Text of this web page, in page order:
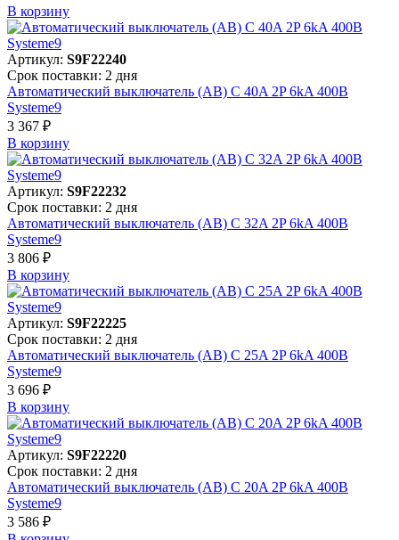
В корзинy
Артикул: S9F22240
Срок поставки: 2 дня
Автоматический выключатель (АВ) C 40A 2P 6kA 400В
Systeme9
3 367 ₽
В корзинy
Артикул: S9F22232
Срок поставки: 2 дня
Автоматический выключатель (АВ) C 32A 2P 6kA 400В
Systeme9
3 806 ₽
В корзинy
Артикул: S9F22225
Срок поставки: 2 дня
Автоматический выключатель (АВ) C 25A 2P 6kA 400В
Systeme9
3 696 ₽
В корзинy
Артикул: S9F22220
Срок поставки: 2 дня
Автоматический выключатель (АВ) C 20A 2P 6kA 400В
Systeme9
3 586 ₽